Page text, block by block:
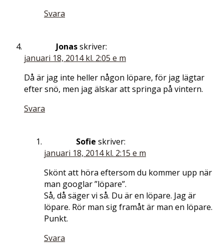
Svara
Jonasskriver:
januari 18, 2014 kl. 2:05 e m
Då är jag inte heller någon löpare, för jag lägtar
efter snö, men jag älskar att springa på vintern.
Svara
Sofie skriver:
januari 18, 2014 kl. 2:15 e m
Skönt att höra eftersom du kommer upp när
man googlar ”löpare”.
Så, då säger vi så. Du är en löpare. Jag är
löpare. Rör man sig framåt är man en löpare.
Punkt.
Svara